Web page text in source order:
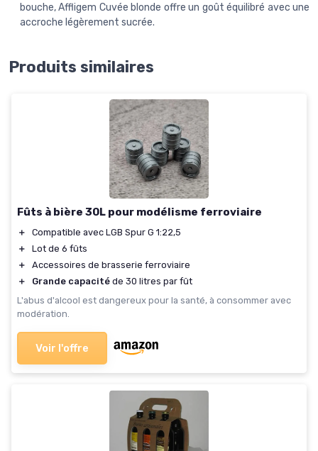
bouche, Affligem Cuvée blonde offre un goût équilibré avec une
accroche légèrement sucrée.
Produits similaires
Fûts à bière 30L pour modélisme ferroviaire
＋
Compatible avec LGB Spur G 1:22,5
＋
Lot de 6 fûts
＋
Accessoires de brasserie ferroviaire
＋
Grande capacité de 30 litres par fût
L'abus d'alcool est dangereux pour la santé, à consommer avec
modération.
Voir l'offre